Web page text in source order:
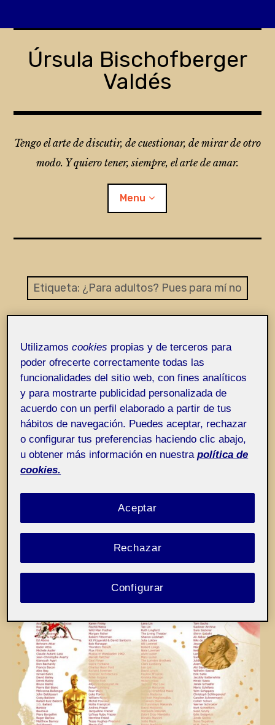
contentÚrsula Bischofberger
Valdés
Tengo el arte de discutir, de cuestionar, de mirar de otro
modo. Y quiero tener, siempre, el arte de amar.
Menu
Entrada de incidencias o sugerencias
Etiqueta: ¿Para adultos? Pues para mí no
Utilizamoscookies propias y de terceros para
poder ofrecerte correctamente todas las
funcionalidades del sitio web, con fines analíticos
y para mostrarte publicidad personalizada de
acuerdo con un perfil elaborado a partir de tus
hábitos de navegación. Puedes aceptar, rechazar
o configurar tus preferencias haciendo clic abajo,
u obtener más información en nuestra política de
cookies.
Rechazar
Aceptar
Configurar